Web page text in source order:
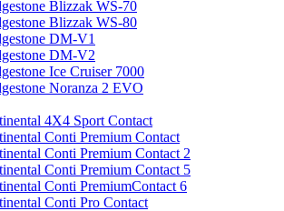
Blizzak WS-70
Blizzak WS-80
DM-V1
DM-V2
Ice Cruiser 7000
Noranza 2 EVO
4X4 Sport Contact
Conti Premium Contact
Conti Premium Contact 2
Conti Premium Contact 5
Conti PremiumContact 6
Conti Pro Contact